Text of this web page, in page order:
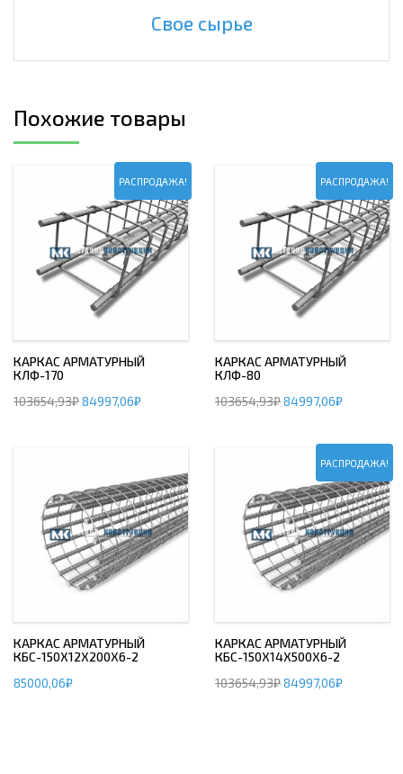
Свое сырье
Похожие товары
РАСПРОДАЖА!
КАРКАС АРМАТУРНЫЙ
КЛФ-170
103654,93₽84997,06₽
РАСПРОДАЖА!
КАРКАС АРМАТУРНЫЙ
КЛФ-80
103654,93₽84997,06₽
КАРКАС АРМАТУРНЫЙ
КБС-150Х12Х200Х6-2
85000,06₽
РАСПРОДАЖА!
КАРКАС АРМАТУРНЫЙ
КБС-150Х14Х500Х6-2
103654,93₽84997,06₽